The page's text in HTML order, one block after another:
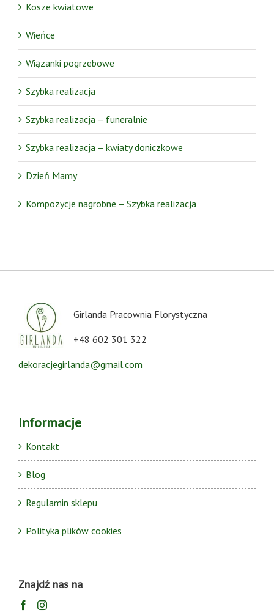
Kosze kwiatowe
Wieńce
Wiązanki pogrzebowe
Szybka realizacja
Szybka realizacja – funeralnie
Szybka realizacja – kwiaty doniczkowe
Dzień Mamy
Kompozycje nagrobne – Szybka realizacja
Girlanda Pracownia Florystyczna
+48 602 301 322
dekoracjegirlanda@gmail.com
Informacje
Kontakt
Blog
Regulamin sklepu
Polityka plików cookies
Znajdź nas na